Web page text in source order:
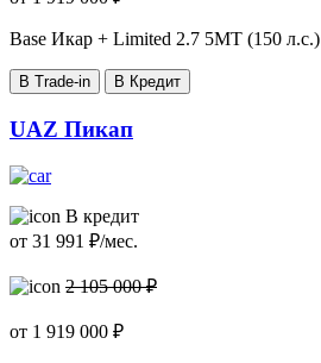
Base Икар + Limited 2.7 5МТ (150 л.с.)
В Trade-in В Кредит
UAZ Пикап
В кредит
от 31 991 ₽/мес.
2 105 000 ₽
от 1 919 000 ₽